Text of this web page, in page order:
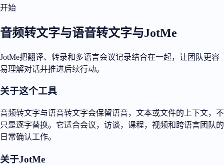
开始
音频转文字与语音转文字与JotMe
JotMe把翻译、转录和多语言会议记录结合在一起，让团队更容
易理解对话并推进后续行动。
关于这个工具
音频转文字与语音转文字会保留语音，文本或文件的上下文，不
只是逐字替换。它适合会议，访谈，课程，视频和跨语言团队的
日常确认工作。
关于JotMe